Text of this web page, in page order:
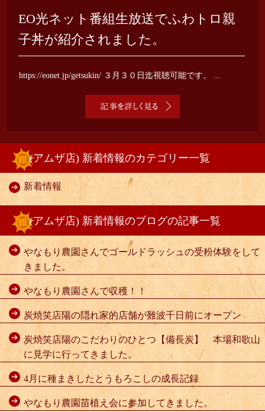
EO光ネット番組生放送でふわトロ親
子丼が紹介されました。
https://eonet.jp/getsukin/ ３月３０日迄視聴可能です。 ...
(アムザ店) 新着情報のカテゴリー一覧
新着情報
(アムザ店) 新着情報のブログの記事一覧
やなもり農園さんでゴールドラッシュの受粉体験をして
きました。
やなもり農園さんで収穫！！
炭焼笑店陽の隠れ家的店舗が難波千日前にオープン
炭焼笑店陽のこだわりのひとつ【備長炭】 本場和歌山
に見学に行ってきました。
4月に種まきしたとうもろこしの成長記録
やなもり農園苗植え会に参加してきました。